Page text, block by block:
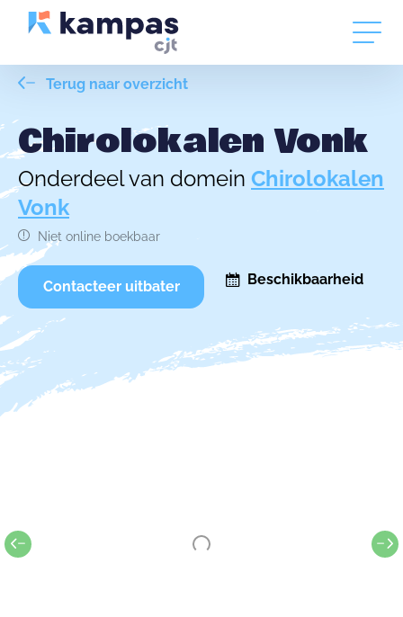
Terug naar overzicht
Chirolokalen Vonk
Onderdeel van domein Chirolokalen
Vonk
Niet online boekbaar
Contacteer uitbater Beschikbaarheid